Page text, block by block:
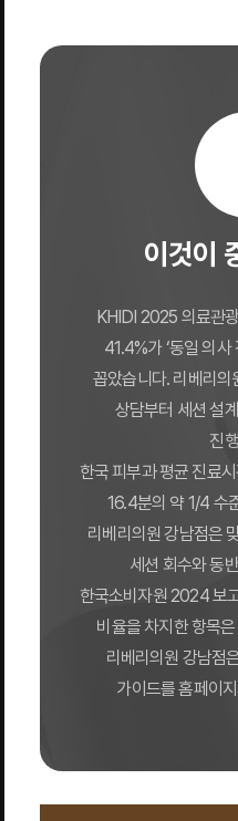
이것이
KHIDI 2025 의료관
41.4%가 ‘동일 의사
꼽았습니다. 리베리
상담부터 세션 설
진
한국 피부과 평균 진료
16.4분의 약 1/4 수
리베리의원 강남점은
세션 회수와 동
한국소비자원 2024 보
비율을 차지한 항목은
리베리의원 강남점
가이드를 홈페이